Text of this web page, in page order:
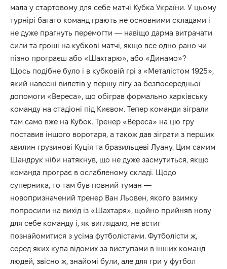
мала у стартовому для себе матчі Кубка України. У цьому
турнірі багато команд грають не основними складами і
не дуже прагнуть перемогти — навіщо дарма витрачати
сили та гроші на кубкові матчі, якщо все одно рано чи
пізно програєш або «Шахтарю», або «Динамо»?
Щось подібне було і в кубковій грі з «Металістом 1925»,
який навесні вилетів у першу лігу за безпосередньої
допомоги «Вереса», що обіграв формально харківську
команду на стадіоні під Києвом. Тепер команди зіграли
там само вже на Кубок. Тренер «Вереса» на цю гру
поставив іншого воротаря, а також дав зіграти з перших
хвилин грузинові Куція та бразильцеві Луану. Цим самим
Шандрук ніби натякнув, що не дуже засмутиться, якщо
команда програє в ослабленому складі. Щодо
суперника, то там був повний туман —
новопризначений тренер Ван Льовен, якого взимку
попросили на вихід із «Шахтаря», щойно прийняв нову
для себе команду і, як виглядало, не встиг
познайомитися з усіма футболістами. Футболісти ж,
серед яких купа відомих за виступами в інших команд
людей, звісно ж, знайомі були, але для гри у футбол